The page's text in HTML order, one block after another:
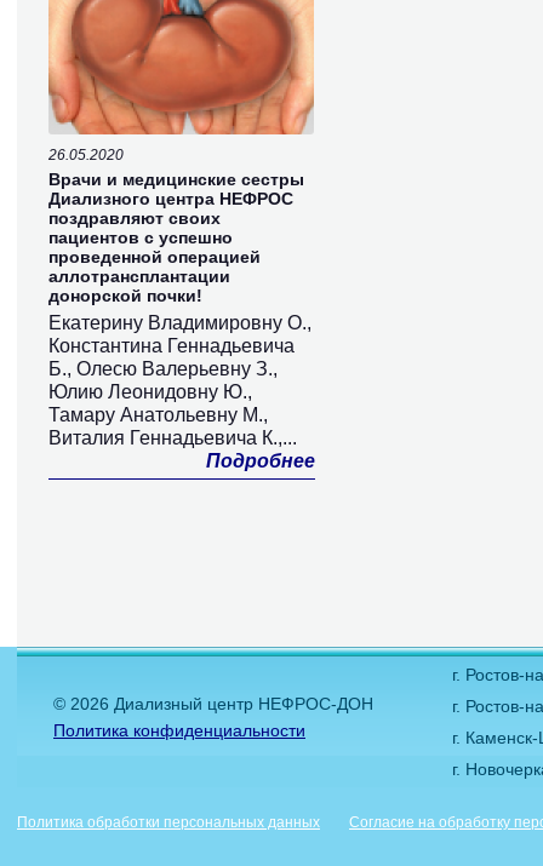
26.05.2020
Врачи и медицинские сестры
Диализного центра НЕФРОС
поздравляют своих
пациентов с успешно
проведенной операцией
аллотрансплантации
донорской почки!
Екатерину Владимировну О.,
Константина Геннадьевича
Б., Олесю Валерьевну З.,
Юлию Леонидовну Ю.,
Тамару Анатольевну М.,
Виталия Геннадьевича К.,...
Подробнее
© 2026 Диализный центр НЕФРОС-ДОН
Политика конфиденциальности
г. Ростов-
г. Ростов-
г.
г.
Политика обработки персональных данных Согласие на обработку